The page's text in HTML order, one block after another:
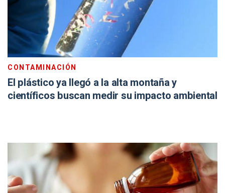
CONTAMINACIÓN
El plástico ya llegó a la alta montaña y
científicos buscan medir su impacto ambiental